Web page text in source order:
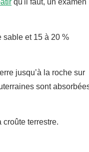
qu'il faut, un examen
sable et 15 à 20 %
jusqu’à la roche sur
sont
croûte terrestre.